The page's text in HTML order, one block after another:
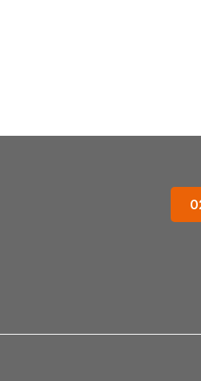
#Thalia_satan #Thalia_satan_yer #Thalia_nerde_satılır